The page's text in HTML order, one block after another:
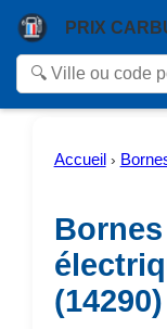
PRIX
Accueil ›
(14290)